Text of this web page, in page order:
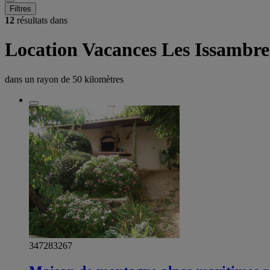
Filtres
12 résultats dans
Location Vacances Les
dans un rayon de 50 kilomètres
347283267